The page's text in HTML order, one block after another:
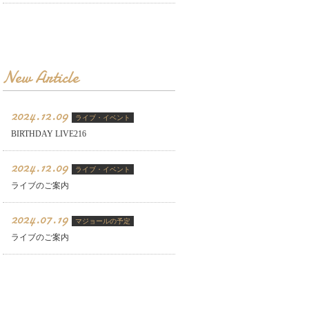
New Article
2024.12.09 ライブ・イベント
BIRTHDAY LIVE216
2024.12.09 ライブ・イベント
ライブのご案内
2024.07.19 マジョールの予定
ライブのご案内